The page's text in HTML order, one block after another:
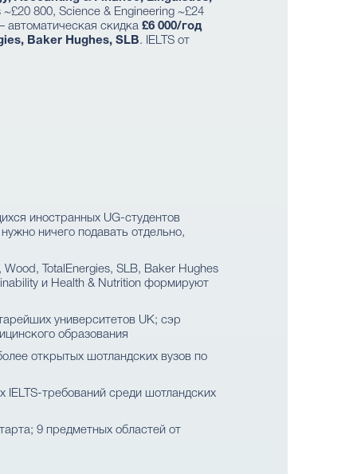
~£20 800, Science & Engineering ~£24
автоматическая скидка £6 000/год
Baker Hughes, SLB. IELTS от
иностранных UG-студентов
ничего подавать отдельно,
Wood, TotalEnergies, SLB, Baker Hughes
и Health & Nutrition формируют
университетов UK; сэр
образования
открытых шотландских вузов по
IELTS-требований среди шотландских
9 предметных областей от